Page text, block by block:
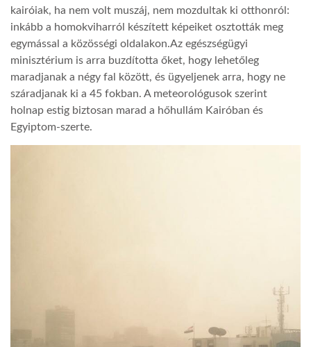
kairóiak, ha nem volt muszáj, nem mozdultak ki otthonról:
inkább a homokviharról készített képeiket osztották meg
egymással a közösségi oldalakon.Az egészségügyi
minisztérium is arra buzdította őket, hogy lehetőleg
maradjanak a négy fal között, és ügyeljenek arra, hogy ne
száradjanak ki a 45 fokban. A meteorológusok szerint
holnap estig biztosan marad a hőhullám Kairóban és
Egyiptom-szerte.